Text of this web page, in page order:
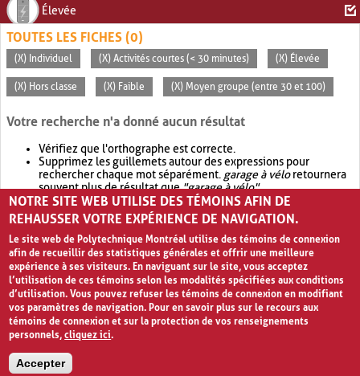
Élevée
TOUTES LES FICHES (0)
(X) Individuel (X) Activités courtes (< 30 minutes) (X) Élevée
(X) Hors classe (X) Faible (X) Moyen groupe (entre 30 et 100)
Votre recherche n'a donné aucun résultat
Vérifiez que l'orthographe est correcte.
Supprimez les guillemets autour des expressions pour
rechercher chaque mot séparément. garage à véloretournera
souvent plus de résultat que"garage à vélo".
Envisagez d'élargir votre recherche avec OR.garage OR vélo
retournera souvent plus de résultat quegarage à vélo
NOTRE SITE WEB UTILISE DES TÉMOINS AFIN DE
REHAUSSER VOTRE EXPÉRIENCE DE NAVIGATION.
Le site web de Polytechnique Montréal utilise des témoins de connexion
afin de recueillir des statistiques générales et offrir une meilleure
expérience à ses visiteurs. En naviguant sur le site, vous acceptez
l’utilisation de ces témoins selon les modalités spécifiées aux conditions
d’utilisation. Vous pouvez refuser les témoins de connexion en modifiant
vos paramètres de navigation. Pour en savoir plus sur le recours aux
témoins de connexion et sur la protection de vos renseignements
personnels,cliquez ici.
Accepter